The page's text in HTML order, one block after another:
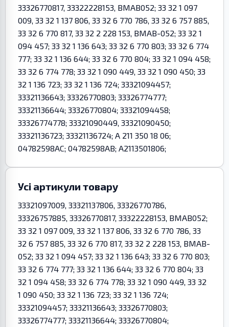
33326770817, 33322228153, BMAB052; 33 32 1 097
009, 33 32 1 137 806, 33 32 6 770 786, 33 32 6 757 885,
33 32 6 770 817, 33 32 2 228 153, BMAB-052; 33 32 1
094 457; 33 32 1 136 643; 33 32 6 770 803; 33 32 6 774
777; 33 32 1 136 644; 33 32 6 770 804; 33 32 1 094 458;
33 32 6 774 778; 33 32 1 090 449, 33 32 1 090 450; 33
32 1 136 723; 33 32 1 136 724; 33321094457;
33321136643; 33326770803; 33326774777;
33321136644; 33326770804; 33321094458;
33326774778; 33321090449, 33321090450;
33321136723; 33321136724; A 211 350 18 06;
04782598AC; 04782598AB; A2113501806;
Усі артикули товару
33321097009, 33321137806, 33326770786,
33326757885, 33326770817, 33322228153, BMAB052;
33 32 1 097 009, 33 32 1 137 806, 33 32 6 770 786, 33
32 6 757 885, 33 32 6 770 817, 33 32 2 228 153, BMAB-
052; 33 32 1 094 457; 33 32 1 136 643; 33 32 6 770 803;
33 32 6 774 777; 33 32 1 136 644; 33 32 6 770 804; 33
32 1 094 458; 33 32 6 774 778; 33 32 1 090 449, 33 32
1 090 450; 33 32 1 136 723; 33 32 1 136 724;
33321094457; 33321136643; 33326770803;
33326774777; 33321136644; 33326770804;